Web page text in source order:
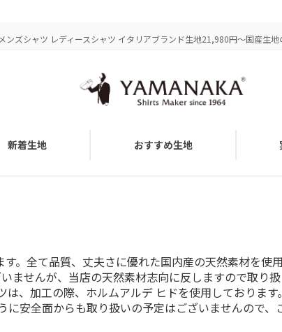
ズシャツ レディースシャツ イタリアブランド生地21,980円～国産生
新着生地 おすすめ生地
。全て品質、丈夫さに優れた国内産の天然素材を使用
ませんが、当店の天然素材志向に反しますので取り扱
、加工の際、ホルムアルデ ヒドを使用しております。
安全面からも取り扱いの予定はございませんので、